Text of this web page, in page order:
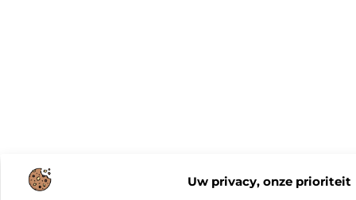
Uw privacy, onze prioriteit